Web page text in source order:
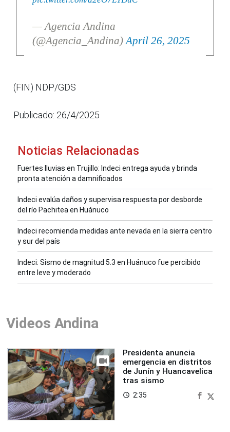
— Agencia Andina
(@Agencia_Andina) April 26, 2025
(FIN) NDP/GDS
Publicado: 26/4/2025
Noticias Relacionadas
Fuertes lluvias en Trujillo: Indeci entrega ayuda y brinda
pronta atención a damnificados
Indeci evalúa daños y supervisa respuesta por desborde
del río Pachitea en Huánuco
Indeci recomienda medidas ante nevada en la sierra centro
y sur del país
Indeci: Sismo de magnitud 5.3 en Huánuco fue percibido
entre leve y moderado
Videos Andina
Presidenta anuncia
emergencia en distritos
de Junín y Huancavelica
tras sismo
access_time 2:35